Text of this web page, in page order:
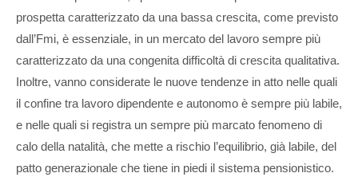
prospetta caratterizzato da una bassa crescita, come previsto
dall’Fmi, è essenziale, in un mercato del lavoro sempre più
caratterizzato da una congenita difficoltà di crescita qualitativa.
Inoltre, vanno considerate le nuove tendenze in atto nelle quali
il confine tra lavoro dipendente e autonomo è sempre più labile,
e nelle quali si registra un sempre più marcato fenomeno di
calo della natalità, che mette a rischio l’equilibrio, già labile, del
patto generazionale che tiene in piedi il sistema pensionistico.